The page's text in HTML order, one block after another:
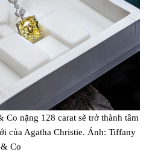
nặng 128 carat sẽ trở thành tâm
của Agatha Christie. Ảnh: Tiffany
& Co